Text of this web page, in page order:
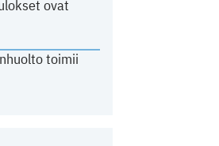
ovat
toimii